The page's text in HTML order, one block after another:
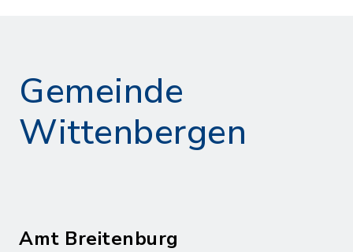
Gemeinde
Wittenbergen
Amt Breitenburg